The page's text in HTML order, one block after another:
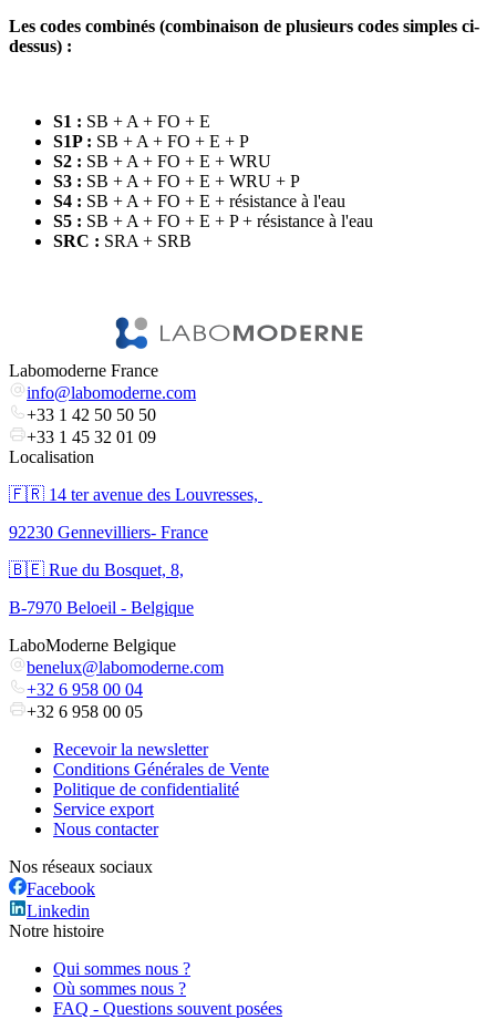
Les codes combinés (combinaison de plusieurs codes simples ci-
dessus) :
S1 : SB + A + FO + E
S1P : SB + A + FO + E + P
S2 : SB + A + FO + E + WRU
S3 : SB + A + FO + E + WRU + P
S4 : SB + A + FO + E + résistance à l'eau
S5 : SB + A + FO + E + P + résistance à l'eau
SRC : SRA + SRB
Labomoderne France
info@labomoderne.com
+33 1 42 50 50 50
+33 1 45 32 01 09
Localisation
🇫🇷 ​14 ter avenue des Louvresses,
92230 Gennevilliers- France
🇧🇪 Rue du Bosquet, 8,
B-7970 Beloeil - Belgique
LaboModerne Belgique
benelux@labomoderne.com
+32 6 958 00 04
+32 6 958 00 05
Recevoir la newsletter
Conditions Générales de Vente
Politique de confidentialité
Service export
Nous contacter
Nos réseaux sociaux
Facebook
Linkedin
Notre histoire
Qui sommes nous ?
Où sommes nous ?
FAQ - Questions souvent posées